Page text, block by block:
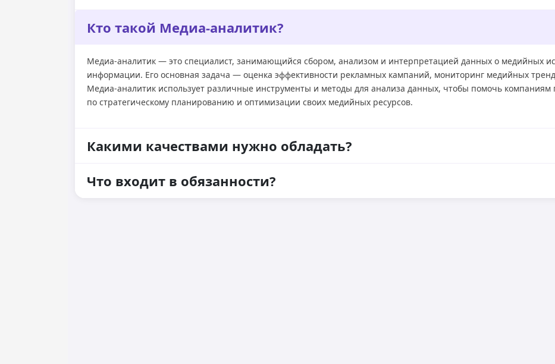
Кто такой Медиа-аналитик?
Медиа-аналитик — это специалист, занимающийся сбором, анализом и интерпретацией данных о медийных
информации. Его основная задача — оценка эффективности рекламных кампаний, мониторинг медийных
Медиа-аналитик использует различные инструменты и методы для анализа данных, чтобы помочь
по стратегическому планированию и оптимизации своих медийных ресурсов.
Какими качествами нужно обладать?
Что входит в обязанности?